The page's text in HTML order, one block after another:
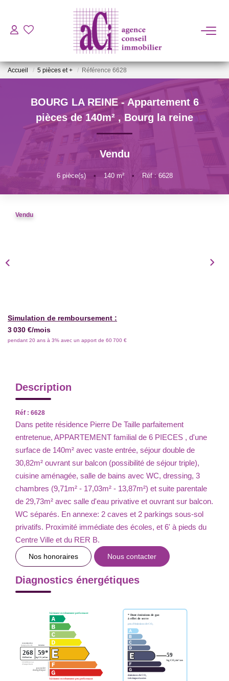
ACHETER
ESTIMER
L'AGENCE
BIENS VENDUS
Accueil 5 pièces et + Référence 6628
BOURG LA REINE - Appartement 6
pièces de 140m² , Bourg la reine
Vendu
6pièce(s) • 140m² • Réf : 6628
Vendu
Simulation de remboursement :
3 030 €/mois
pendant 20 ans à 3% avec un apport de 60 700 €
Description
Réf : 6628
Dans petite résidence Pierre De Taille parfaitement
entretenue, APPARTEMENT familial de 6 PIECES , d'une
surface de 140m² avec vaste entrée, séjour double de
30,82m² ouvrant sur balcon (possibilité de séjour triple),
cuisine aménagée, salle de bains avec WC, dressing, 3
chambres (9,71m² - 17,03m² - 13,87m²) et suite parentale
de 29,73m² avec salle d'eau privative et ouvrant sur balcon.
WC séparés. En annexe: 2 caves et 2 parkings sous-sol
privatifs. Proximité immédiate des écoles, et 6' à pieds du
Centre Ville et du RER B.
Nos honoraires Nous contacter
Diagnostics énergétiques